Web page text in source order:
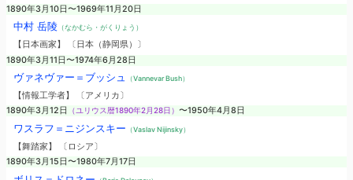
1890年3月10日〜1969年11月20日
中村 岳陵（なかむら・がくりょう）
【日本画家】 〔日本（静岡県）〕
1890年3月11日〜1974年6月28日
ヴァネヴァー＝ブッシュ （Vannevar Bush）
【情報工学者】 〔アメリカ〕
1890年3月12日
（ユリウス暦1890年2月28日） 〜1950年4月8日
ワスラフ＝ニジンスキー （Vaslav Nijinsky）
【舞踏家】 〔ロシア〕
1890年3月15日〜1980年7月17日